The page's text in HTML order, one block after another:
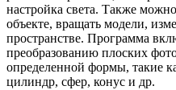
настройка света. Также
объекте, вращать модели,
пространстве. Программа
преобразованию плоских
определенной формы, такие
цилиндр, сфер, конус и др.